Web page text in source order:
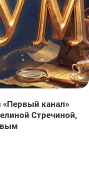
канал»
Стречиной,